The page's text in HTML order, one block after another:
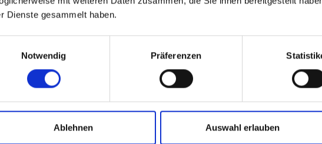
Dienste gesammelt haben.
Notwendig
Präferenzen
Ablehnen Auswahl erlauben
Unterhaltung